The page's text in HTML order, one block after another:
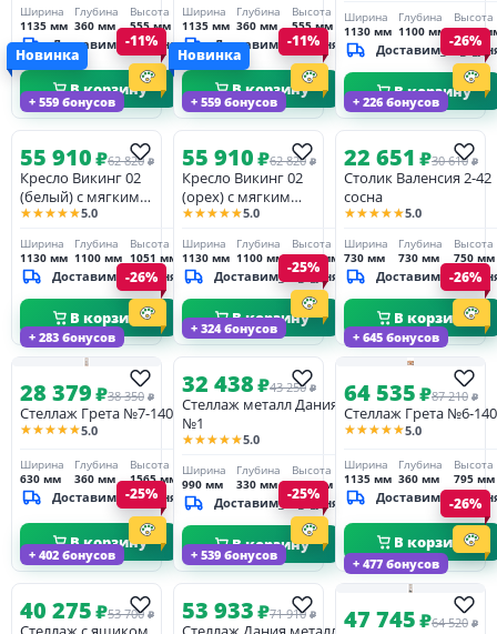
Ширина
1135 мм
Глубина
360 мм
Высота
555 мм
Доставим_за_3_дня
В корзину
Ширина
1135 мм
Глубина
360 мм
Высота
555 мм
Доставим_за_3_дня
В корзину
Ширина
1130 мм
Глубина
1100 мм
Высота
1051
В корзину
+ 559 бонусов
Новинка
-11%
55 910₽62 820 ₽
Кресло Викинг 02
(белый) с мягким
элементом
★★★★★5.0
Ширина
1130 мм
Глубина
1100 мм
Высота
1051 мм
Доставим_за_3_дня
В корзину
+ 559 бонусов
Новинка
-11%
55 910₽62 820 ₽
Кресло Викинг 02
(орех) с мягким
элементом
★★★★★5.0
Ширина
1130 мм
Глубина
1100 мм
Высота
1051 мм
Доставим_за_3_дня
В корзину
+ 226 бонусов
-26%
22 651 ₽30 610 ₽
Столик Валенсия 2-42
сосна
★★★★★5.0
Ширина
730 мм
Глубина
730 мм
Высота
750 мм
В корзину
+ 283 бонусов
-26%
28 379₽38 350 ₽
Стеллаж Грета №7-140
★★★★★5.0
Ширина
630 мм
Глубина
360 мм
Высота
1565 мм
Доставим_за_3_дня
В корзину
+ 324 бонусов
-25%
32 438₽43 250 ₽
Стеллаж металл Дания
№1
★★★★★5.0
Ширина
990 мм
Глубина
330 мм
Высота
775 мм
Доставим_за_3_дня
В корзину
+ 645 бонусов
-26%
64 535₽87 210 ₽
Стеллаж Грета №6-140
★★★★★5.0
Ширина
1135 мм
Глубина
360 мм
Высота
795 мм
В корзину
+ 402 бонусов
-25%
40 275₽53 700 ₽
+ 539 бонусов
-25%
53 933₽71 910 ₽
+ 477 бонусов
-26%
47 745₽64 520 ₽